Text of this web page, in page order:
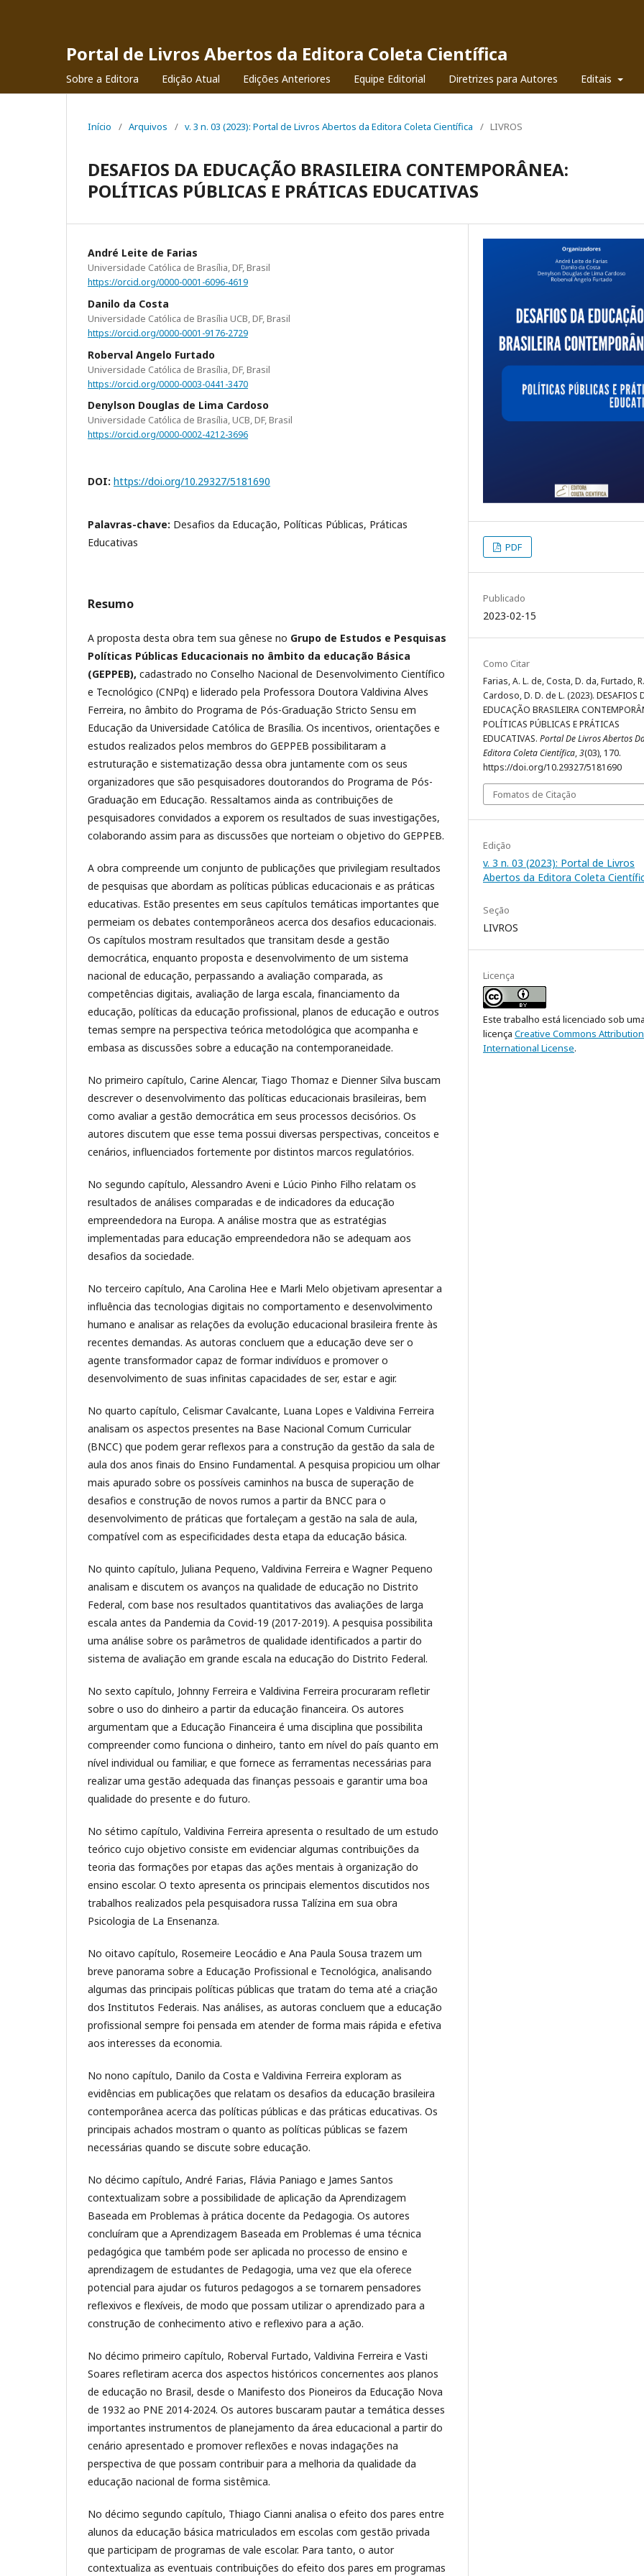
Portal de Livros Abertos da Editora Coleta Científica
Sobre a Editora Edição Atual Edições Anteriores Equipe Editorial Diretrizes para Autores Editais
Início / Arquivos / v. 3 n. 03 (2023): Portal de Livros Abertos da Editora Coleta Científica / LIVROS
DESAFIOS DA EDUCAÇÃO BRASILEIRA CONTEMPORÂNEA:
POLÍTICAS PÚBLICAS E PRÁTICAS EDUCATIVAS
André Leite de Farias
Universidade Católica de Brasília, DF, Brasil
https://orcid.org/0000-0001-6096-4619
Danilo da Costa
Universidade Católica de Brasília UCB, DF, Brasil
https://orcid.org/0000-0001-9176-2729
Roberval Angelo Furtado
Universidade Católica de Brasília, DF, Brasil
https://orcid.org/0000-0003-0441-3470
Denylson Douglas de Lima Cardoso
Universidade Católica de Brasília, UCB, DF, Brasil
https://orcid.org/0000-0002-4212-3696
DOI: https://doi.org/10.29327/5181690
Palavras-chave: Desafios da Educação, Políticas Públicas, Práticas
Educativas
Resumo
A proposta desta obra tem sua gênese no Grupo de Estudos e Pesquisas
Políticas Públicas Educacionais no âmbito da educação Básica
(GEPPEB), cadastrado no Conselho Nacional de Desenvolvimento Científico
e Tecnológico (CNPq) e liderado pela Professora Doutora Valdivina Alves
Ferreira, no âmbito do Programa de Pós-Graduação Stricto Sensu em
Educação da Universidade Católica de Brasília. Os incentivos, orientações e
estudos realizados pelos membros do GEPPEB possibilitaram a
estruturação e sistematização dessa obra juntamente com os seus
organizadores que são pesquisadores doutorandos do Programa de Pós-
Graduação em Educação. Ressaltamos ainda as contribuições de
pesquisadores convidados a exporem os resultados de suas investigações,
colaborando assim para as discussões que norteiam o objetivo do GEPPEB.
A obra compreende um conjunto de publicações que privilegiam resultados
de pesquisas que abordam as políticas públicas educacionais e as práticas
educativas. Estão presentes em seus capítulos temáticas importantes que
permeiam os debates contemporâneos acerca dos desafios educacionais.
Os capítulos mostram resultados que transitam desde a gestão
democrática, enquanto proposta e desenvolvimento de um sistema
nacional de educação, perpassando a avaliação comparada, as
competências digitais, avaliação de larga escala, financiamento da
educação, políticas da educação profissional, planos de educação e outros
temas sempre na perspectiva teórica metodológica que acompanha e
embasa as discussões sobre a educação na contemporaneidade.
No primeiro capítulo, Carine Alencar, Tiago Thomaz e Dienner Silva buscam
descrever o desenvolvimento das políticas educacionais brasileiras, bem
como avaliar a gestão democrática em seus processos decisórios. Os
autores discutem que esse tema possui diversas perspectivas, conceitos e
cenários, influenciados fortemente por distintos marcos regulatórios.
No segundo capítulo, Alessandro Aveni e Lúcio Pinho Filho relatam os
resultados de análises comparadas e de indicadores da educação
empreendedora na Europa. A análise mostra que as estratégias
implementadas para educação empreendedora não se adequam aos
desafios da sociedade.
No terceiro capítulo, Ana Carolina Hee e Marli Melo objetivam apresentar a
influência das tecnologias digitais no comportamento e desenvolvimento
humano e analisar as relações da evolução educacional brasileira frente às
recentes demandas. As autoras concluem que a educação deve ser o
agente transformador capaz de formar indivíduos e promover o
desenvolvimento de suas infinitas capacidades de ser, estar e agir.
No quarto capítulo, Celismar Cavalcante, Luana Lopes e Valdivina Ferreira
analisam os aspectos presentes na Base Nacional Comum Curricular
(BNCC) que podem gerar reflexos para a construção da gestão da sala de
aula dos anos finais do Ensino Fundamental. A pesquisa propiciou um olhar
mais apurado sobre os possíveis caminhos na busca de superação de
desafios e construção de novos rumos a partir da BNCC para o
desenvolvimento de práticas que fortaleçam a gestão na sala de aula,
compatível com as especificidades desta etapa da educação básica.
No quinto capítulo, Juliana Pequeno, Valdivina Ferreira e Wagner Pequeno
analisam e discutem os avanços na qualidade de educação no Distrito
Federal, com base nos resultados quantitativos das avaliações de larga
escala antes da Pandemia da Covid-19 (2017-2019). A pesquisa possibilita
uma análise sobre os parâmetros de qualidade identificados a partir do
sistema de avaliação em grande escala na educação do Distrito Federal.
No sexto capítulo, Johnny Ferreira e Valdivina Ferreira procuraram refletir
sobre o uso do dinheiro a partir da educação financeira. Os autores
argumentam que a Educação Financeira é uma disciplina que possibilita
compreender como funciona o dinheiro, tanto em nível do país quanto em
nível individual ou familiar, e que fornece as ferramentas necessárias para
realizar uma gestão adequada das finanças pessoais e garantir uma boa
qualidade do presente e do futuro.
No sétimo capítulo, Valdivina Ferreira apresenta o resultado de um estudo
teórico cujo objetivo consiste em evidenciar algumas contribuições da
teoria das formações por etapas das ações mentais à organização do
ensino escolar. O texto apresenta os principais elementos discutidos nos
trabalhos realizados pela pesquisadora russa Talízina em sua obra
Psicologia de La Ensenanza.
No oitavo capítulo, Rosemeire Leocádio e Ana Paula Sousa trazem um
breve panorama sobre a Educação Profissional e Tecnológica, analisando
algumas das principais políticas públicas que tratam do tema até a criação
dos Institutos Federais. Nas análises, as autoras concluem que a educação
profissional sempre foi pensada em atender de forma mais rápida e efetiva
aos interesses da economia.
No nono capítulo, Danilo da Costa e Valdivina Ferreira exploram as
evidências em publicações que relatam os desafios da educação brasileira
contemporânea acerca das políticas públicas e das práticas educativas. Os
principais achados mostram o quanto as políticas públicas se fazem
necessárias quando se discute sobre educação.
No décimo capítulo, André Farias, Flávia Paniago e James Santos
contextualizam sobre a possibilidade de aplicação da Aprendizagem
Baseada em Problemas à prática docente da Pedagogia. Os autores
concluíram que a Aprendizagem Baseada em Problemas é uma técnica
pedagógica que também pode ser aplicada no processo de ensino e
aprendizagem de estudantes de Pedagogia, uma vez que ela oferece
potencial para ajudar os futuros pedagogos a se tornarem pensadores
reflexivos e flexíveis, de modo que possam utilizar o aprendizado para a
construção de conhecimento ativo e reflexivo para a ação.
No décimo primeiro capítulo, Roberval Furtado, Valdivina Ferreira e Vasti
Soares refletiram acerca dos aspectos históricos concernentes aos planos
de educação no Brasil, desde o Manifesto dos Pioneiros da Educação Nova
de 1932 ao PNE 2014-2024. Os autores buscaram pautar a temática desses
importantes instrumentos de planejamento da área educacional a partir do
cenário apresentado e promover reflexões e novas indagações na
perspectiva de que possam contribuir para a melhoria da qualidade da
educação nacional de forma sistêmica.
No décimo segundo capítulo, Thiago Cianni analisa o efeito dos pares entre
alunos da educação básica matriculados em escolas com gestão privada
que participam de programas de vale escolar. Para tanto, o autor
contextualiza as eventuais contribuições do efeito dos pares em programas
PDF
Publicado
2023-02-15
Como Citar
Farias, A. L. de, Costa, D. da, Furtado,
Cardoso, D. D. de L. (2023). DESAFIOS
EDUCAÇÃO BRASILEIRA
POLÍTICAS PÚBLICAS E PRÁTICAS
EDUCATIVAS. Portal De Livros Abertos
Editora Coleta Científica,3(03), 170.
https://doi.org/10.29327/5181690
Fomatos de Citação
Edição
v. 3 n. 03 (2023): Portal de Livros
Abertos da Editora Coleta
Seção
LIVROS
Licença
Este trabalho está licenciado sob uma
licença Creative Commons
International License.